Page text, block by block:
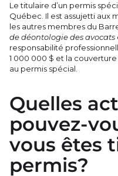
Le titulaire d’un permis
Québec. Il est assujetti aux
les autres membres du
de déontologie des avocats
responsabilité
1 000 000 $ et la
au permis spécial.
Quelles
pouvez-
vous êtes
permis?